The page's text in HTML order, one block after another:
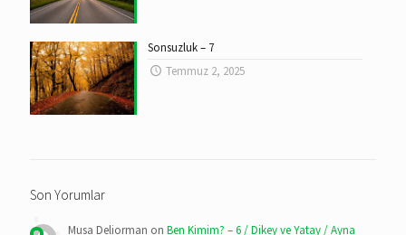
Sonsuzluk – 7
Temmuz 2, 2025
Son Yorumlar
Musa Deliorman on Ben Kimim? – 6 / Dikey ve Yatay / Ayna